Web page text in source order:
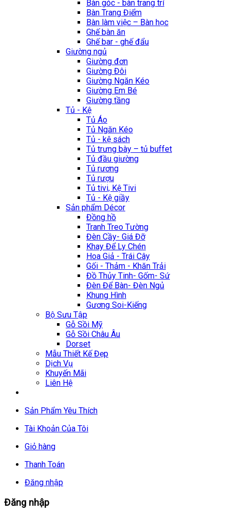
Bàn góc - bàn trang trí
Bàn Trang Điểm
Bàn làm việc – Bàn học
Ghế bàn ăn
Ghế bar - ghế đẩu
Giường ngủ
Giường đơn
Giường Đôi
Giường Ngăn Kéo
Giường Em Bé
Giường tầng
Tủ - Kệ
Tủ Áo
Tủ Ngăn Kéo
Tủ - kệ sách
Tủ trưng bày – tủ buffet
Tủ đầu giường
Tủ rương
Tủ rượu
Tủ tivi, Kệ Tivi
Tủ - Kệ giầy
Sản phẩm Décor
Đồng hồ
Tranh Treo Tường
Đèn Cầy- Giá Đỡ
Khay Để Ly Chén
Hoa Giả - Trái Cây
Gối - Thảm - Khăn Trải
Đồ Thủy Tinh- Gốm- Sứ
Đèn Để Bàn- Đèn Ngủ
Khung Hình
Gương Soi-Kiếng
Bộ Sưu Tập
Gỗ Sồi Mỹ
Gỗ Sồi Châu Âu
Dorset
Mẫu Thiết Kế Đẹp
Dịch Vụ
Khuyến Mãi
Liên Hệ
Sản Phẩm Yêu Thích
Tài Khoản Của Tôi
Giỏ hàng
Thanh Toán
Đăng nhập
Đăng nhập